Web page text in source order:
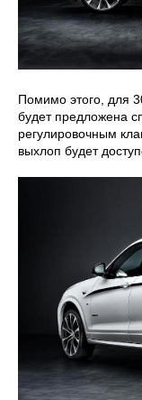
Помимо этого, для
будет предложена
регулировочным
выхлоп будет